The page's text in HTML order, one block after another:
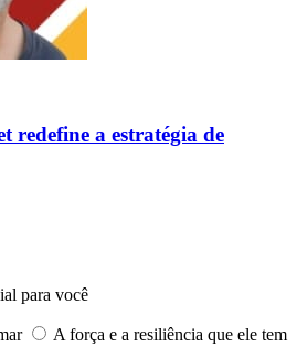
redefine a estratégia de
para você
A força e a resiliência que ele tem